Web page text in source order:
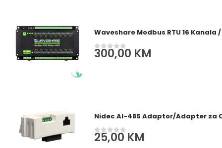
Waveshare Modbus RTU 16
0out of 5
300,00 KM
Nidec AI-485 Adaptor/Adapter za
0out of 5
25,00KM